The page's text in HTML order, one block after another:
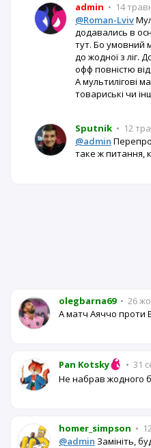
admin • 14
@Roman-Lviv
додавались в
тут. Бо умовний
до жодної з ліг.
офф повністю
А мультилігові
товариські чи
Sputnik • 12
@admin
таке ж питання,
olegbarna69 • 26
А матч Аяччо проти
Pan Kotsky • 31
Не набрав жодного
homer_simpson •
@admin Замініть,